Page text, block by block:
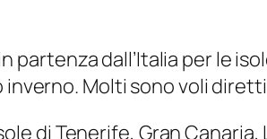
dall’Italia per le
Molti sono voli
di Tenerife, Gran